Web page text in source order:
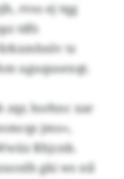
rvss ej tqg
tdfs
tz
uguqusexqt.
hsrhnc xar
jmo»,
Rhjcnb.
gki ws nil